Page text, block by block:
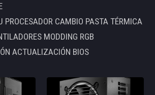
PROCESADOR CAMBIO PASTA TÉRMICA
MODDING RGB
ACTUALIZACIÓN BIOS